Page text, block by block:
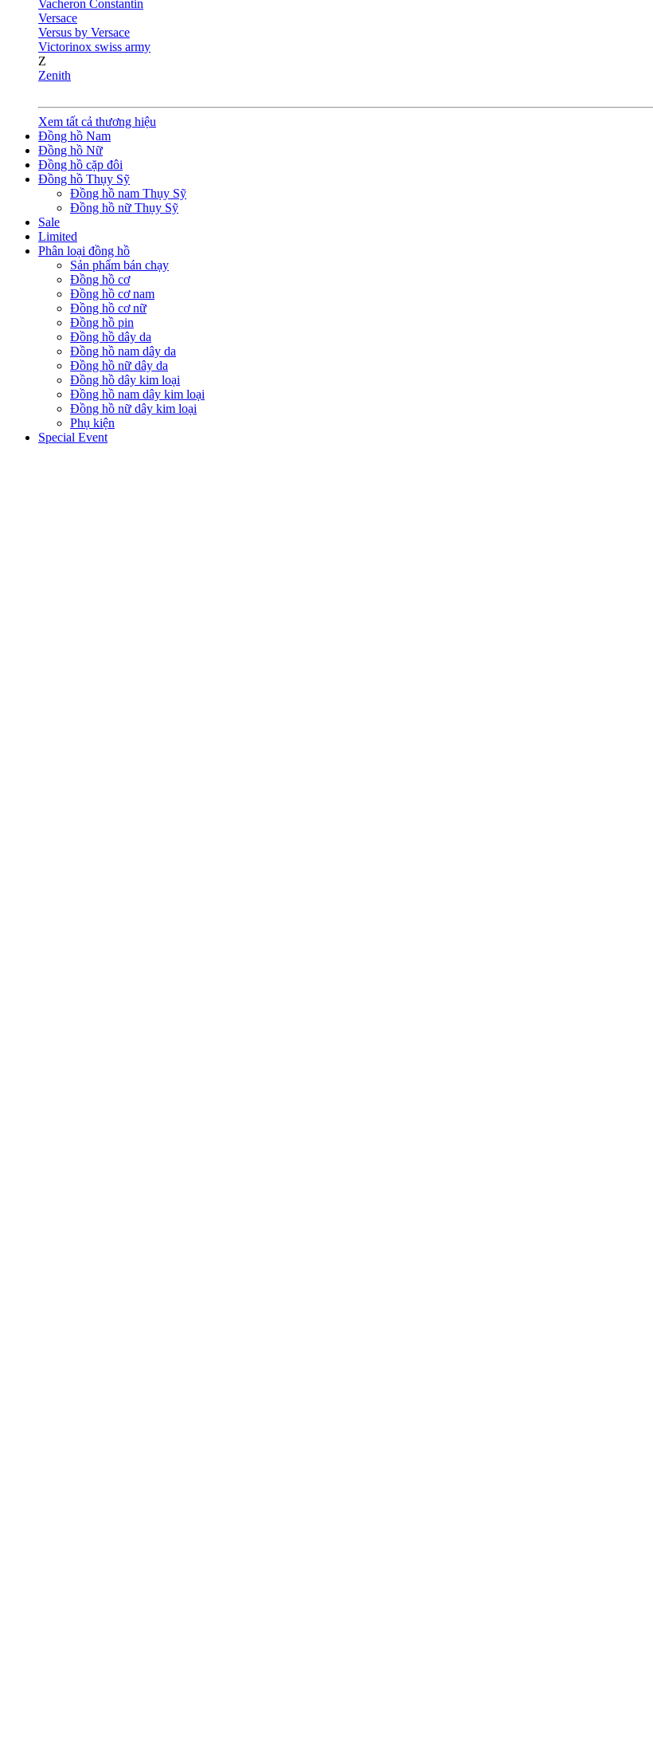
Vacheron Constantin
Versace
Versus by Versace
Victorinox swiss army
Z
Zenith
Xem tất cả thương hiệu
Đồng hồ Nam
Đồng hồ Nữ
Đồng hồ cặp đôi
Đồng hồ Thụy Sỹ
Đồng hồ nam Thụy Sỹ
Đồng hồ nữ Thụy Sỹ
Sale
Limited
Phân loại đồng hồ
Sản phẩm bán chạy
Đồng hồ cơ
Đồng hồ cơ nam
Đồng hồ cơ nữ
Đồng hồ pin
Đồng hồ dây da
Đồng hồ nam dây da
Đồng hồ nữ dây da
Đồng hồ dây kim loại
Đồng hồ nam dây kim loại
Đồng hồ nữ dây kim loại
Phụ kiện
Special Event